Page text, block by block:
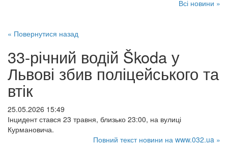
Всі новини »
« Повернутися назад
33-річний водій Škoda у
Львові збив поліцейського та
втік
25.05.2026 15:49
Інцидент стався 23 травня, близько 23:00, на вулиці
Курмановича.
Повний текст новини на www.032.ua »